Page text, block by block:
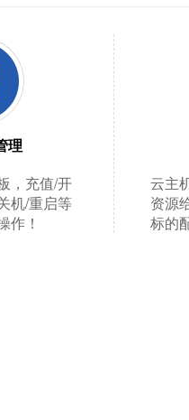
理
，充值/开
机/重启等
作！
云主
资源
标的